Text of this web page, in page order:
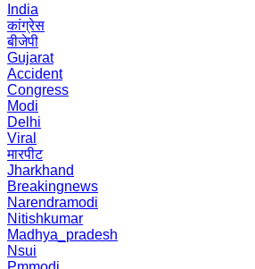
India
कांग्रेस
बीजेपी
Gujarat
Accident
Congress
Modi
Delhi
Viral
मारपीट
Jharkhand
Breakingnews
Narendramodi
Nitishkumar
Madhya_pradesh
Nsui